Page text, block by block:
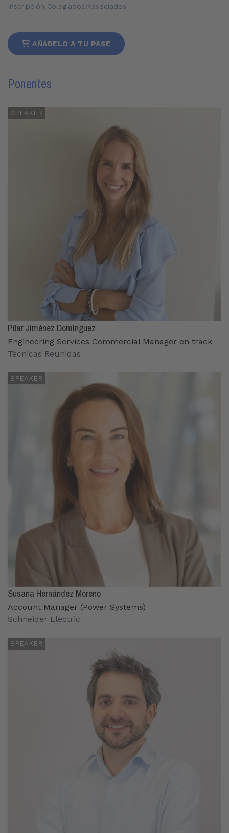
Inscripción Colegiados/Associados
AÑÁDELO A TU PASE
Ponentes
SPEAKER
Pilar Jiménez Domínguez
Engineering Services Commercial Manager en track
Técnicas Reunidas
SPEAKER
Susana Hernández Moreno
Account Manager (Power Systems)
Schneider Electric
SPEAKER